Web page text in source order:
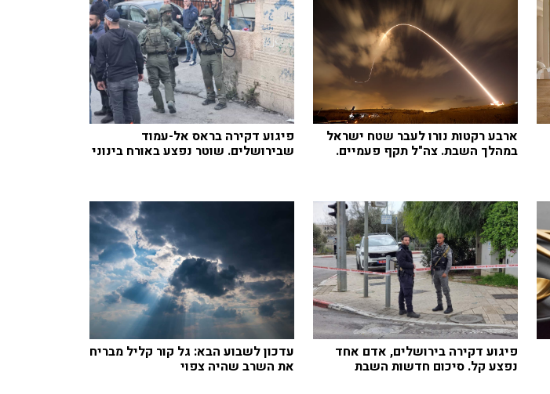
ארבע רקטות נורו לעבר שטח ישראל
במהלך השבת. צה"ל תקף פעמיים.
פיגוע דקירה בראס אל-עמוד
שבירושלים. שוטר נפצע באורח בינוני
פיגוע דקירה בירושלים, אדם אחד
נפצע קל. סיכום חדשות השבת
עדכון לשבוע הבא: גל קור קליל מבריח
את השרב שהיה צפוי